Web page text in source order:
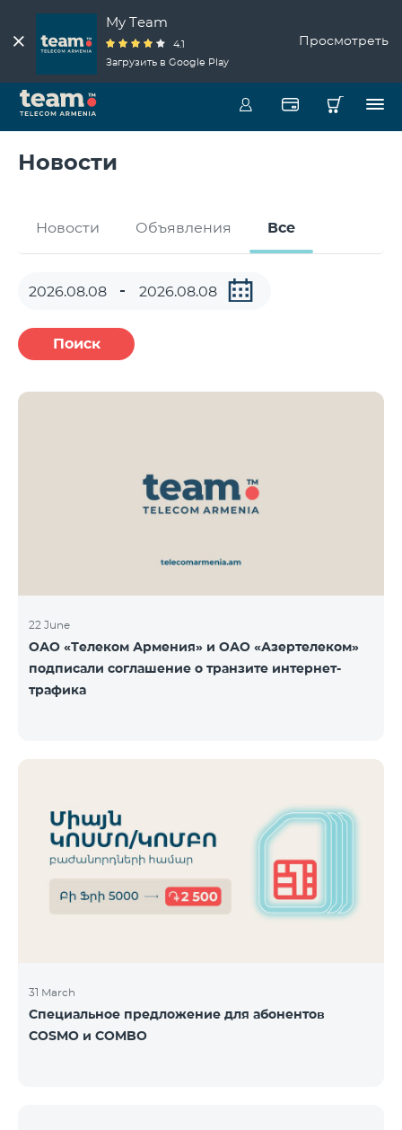
My Team
4.1
Загрузить в Google Play
Просмотреть
Новости
Новости Объявления Все
Поиск
22 June
ОАО «Телеком Армения» и ОАО «Азертелеком»
подписали соглашение о транзите интернет-
трафика
31 March
Специальное предложение для абонентов
COSMO и COMBO